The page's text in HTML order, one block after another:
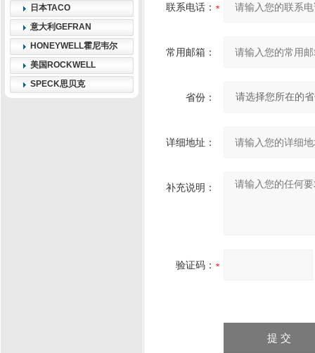
日本TACO
意大利GEFRAN
HONEYWELL霍尼韦尔
美国ROCKWELL
SPECK思贝克
联系电话：
常用邮箱：
省份：
详细地址：
补充说明：
验证码：